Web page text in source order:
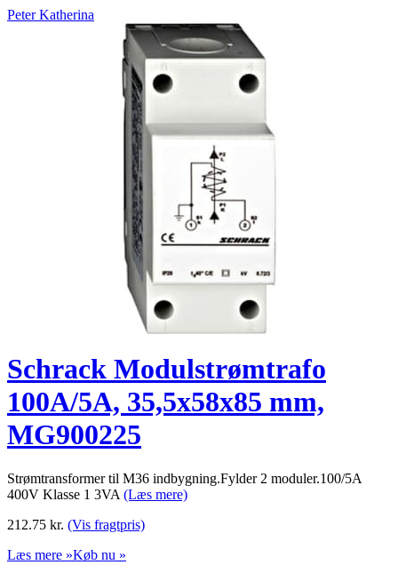
Peter Katherina
Schrack Modulstrømtrafo
100A/5A, 35,5x58x85 mm,
MG900225
Strømtransformer til M36 indbygning.Fylder 2 moduler.100/5A
400V Klasse 1 3VA (Læs mere)
212.75 kr. (Vis fragtpris)
Læs mere »Køb nu »